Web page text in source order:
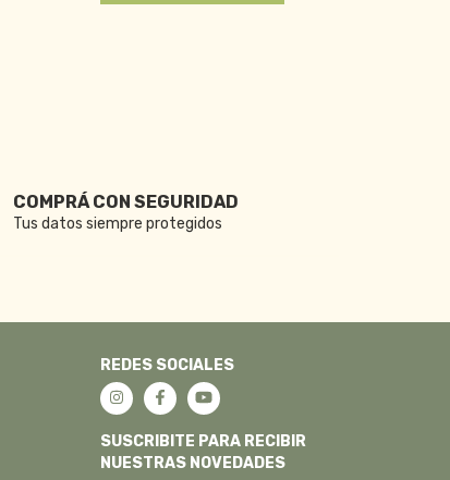
COMPRÁ CON SEGURIDAD
Tus datos siempre protegidos
REDES SOCIALES
SUSCRIBITE PARA RECIBIR
NUESTRAS NOVEDADES